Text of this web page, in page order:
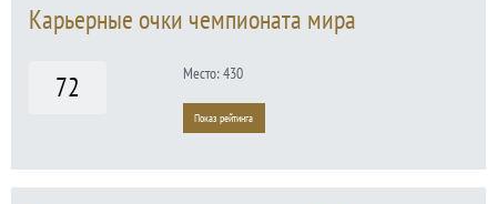
Карьерные очки чемпионата мира
72
Место: 430
Показ рейтинга